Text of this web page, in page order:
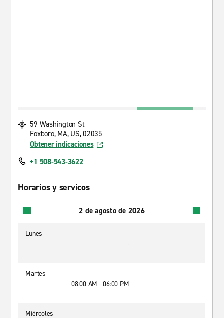
59 Washington St
Foxboro, MA, US, 02035
Obtener indicaciones
+1 508-543-3622
Horarios y servicos
2 de agosto de 2026
Lunes
-
Martes
08:00 AM - 06:00 PM
Miércoles